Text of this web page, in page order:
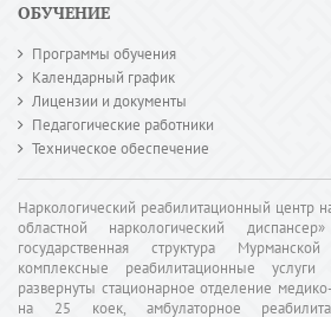
ОБУЧЕНИЕ
Программы обучения
Календарный график
Лицензии и документы
Педагогические работники
Техническое обеспечение
Наркологический реабилитационный центр
областной наркологический
государственная структура
комплексные реабилитационные
развернуты стационарное отделение
на 25 коек, амбулаторное